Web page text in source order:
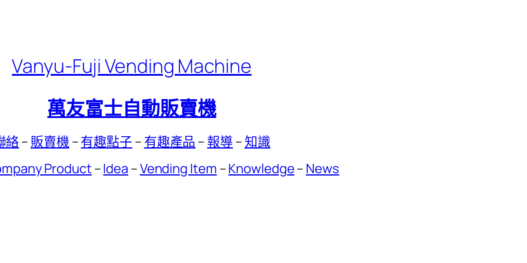
Vanyu-Fuji Vending Machine
萬友富士自動販賣機
絡– 販賣機–有趣點子 – 有趣產品 – 報導 – 知識
Product –Idea –Vending Item –Knowledge– News